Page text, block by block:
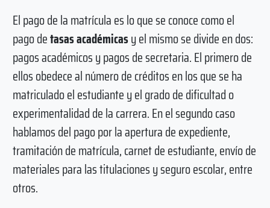
El pago de la matrícula es lo que se conoce como el
pago detasas académicasy el mismo se divide en dos:
pagos académicos y pagos de secretaria. El primero de
ellos obedece al número de créditos en los que se ha
matriculado el estudiante y el grado de dificultad o
experimentalidad de la carrera. En el segundo caso
hablamos del pago por la apertura de expediente,
tramitación de matrícula, carnet de estudiante, envío de
materiales para las titulaciones y seguro escolar, entre
otros.